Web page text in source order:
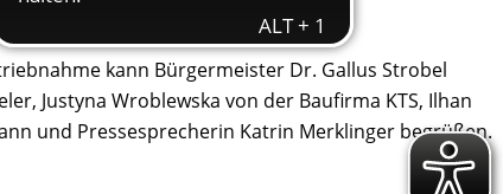
kann Bürgermeister Dr. Gallus Strobel
Justyna Wroblewska von der Baufirma KTS, Ilhan
und Pressesprecherin Katrin Merklinger begrüßen.